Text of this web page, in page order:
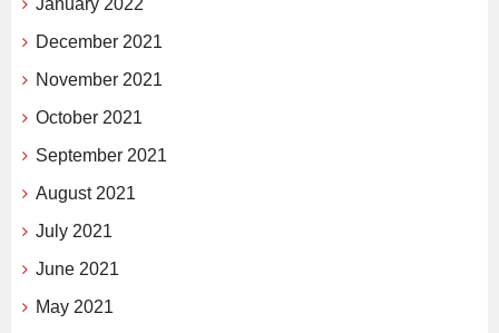
December 2021
November 2021
October 2021
September 2021
August 2021
July 2021
June 2021
May 2021